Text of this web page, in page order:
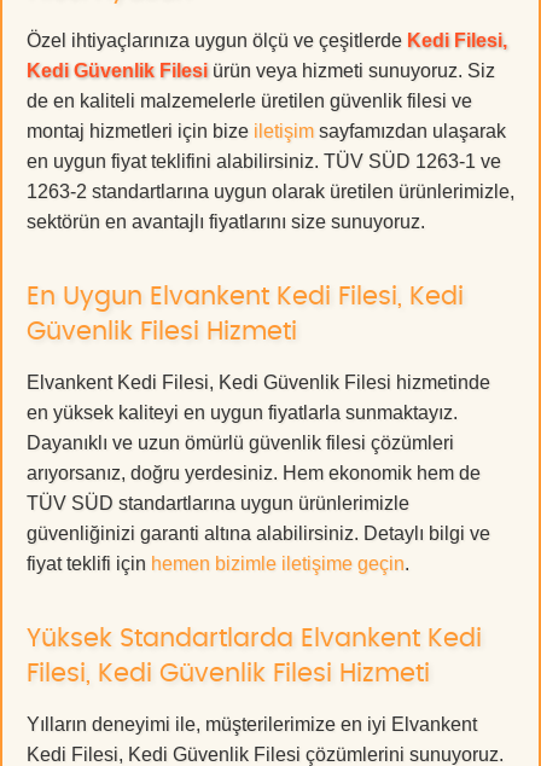
Özel ihtiyaçlarınıza uygun ölçü ve çeşitlerde Kedi Filesi,
Kedi Güvenlik Filesi ürün veya hizmeti sunuyoruz. Siz
de en kaliteli malzemelerle üretilen güvenlik filesi ve
montaj hizmetleri için bize iletişim sayfamızdan ulaşarak
en uygun fiyat teklifini alabilirsiniz. TÜV SÜD 1263-1 ve
1263-2 standartlarına uygun olarak üretilen ürünlerimizle,
sektörün en avantajlı fiyatlarını size sunuyoruz.
En Uygun Elvankent Kedi Filesi, Kedi
Güvenlik Filesi Hizmeti
Elvankent Kedi Filesi, Kedi Güvenlik Filesi hizmetinde
en yüksek kaliteyi en uygun fiyatlarla sunmaktayız.
Dayanıklı ve uzun ömürlü güvenlik filesi çözümleri
arıyorsanız, doğru yerdesiniz. Hem ekonomik hem de
TÜV SÜD standartlarına uygun ürünlerimizle
güvenliğinizi garanti altına alabilirsiniz. Detaylı bilgi ve
fiyat teklifi için hemen bizimle iletişime geçin.
Yüksek Standartlarda Elvankent Kedi
Filesi, Kedi Güvenlik Filesi Hizmeti
Yılların deneyimi ile, müşterilerimize en iyi Elvankent
Kedi Filesi, Kedi Güvenlik Filesi çözümlerini sunuyoruz.